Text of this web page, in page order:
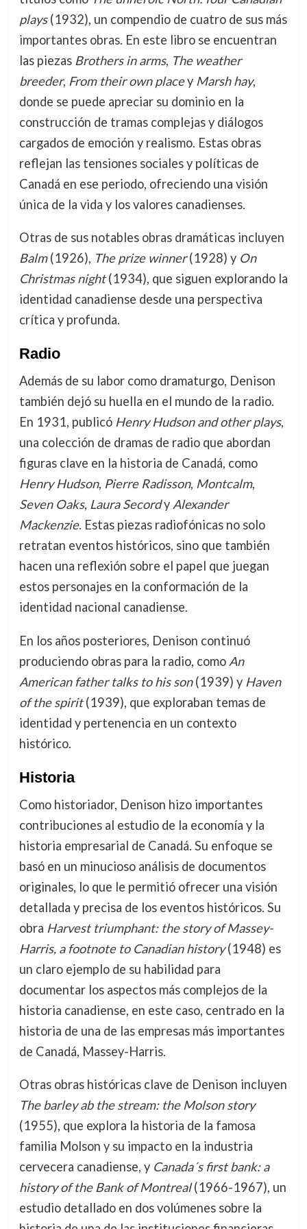
plays(1932), un compendio de cuatro de sus más
importantes obras. En este libro se encuentran
las piezas Brothers in arms, The weather
breeder, From their own placey Marsh hay,
donde se puede apreciar su dominio en la
construcción de tramas complejas y diálogos
cargados de emoción y realismo. Estas obras
reflejan las tensiones sociales y políticas de
Canadá en ese periodo, ofreciendo una visión
única de la vida y los valores canadienses.
Otras de sus notables obras dramáticas incluyen
Balm(1926), The prize winner(1928) y On
Christmas night(1934), que siguen explorando la
identidad canadiense desde una perspectiva
crítica y profunda.
Radio
Además de su labor como dramaturgo, Denison
también dejó su huella en el mundo de la radio.
En 1931, publicó Henry Hudson and other plays,
una colección de dramas de radio que abordan
figuras clave en la historia de Canadá, como
Henry Hudson, Pierre Radisson, Montcalm,
Seven Oaks, Laura Secordy Alexander
Mackenzie. Estas piezas radiofónicas no solo
retratan eventos históricos, sino que también
hacen una reflexión sobre el papel que juegan
estos personajes en la conformación de la
identidad nacional canadiense.
En los años posteriores, Denison continuó
produciendo obras para la radio, como An
American father talks to his son(1939) y Haven
of the spirit(1939), que exploraban temas de
identidad y pertenencia en un contexto
histórico.
Historia
Como historiador, Denison hizo importantes
contribuciones al estudio de la economía y la
historia empresarial de Canadá. Su enfoque se
basó en un minucioso análisis de documentos
originales, lo que le permitió ofrecer una visión
detallada y precisa de los eventos históricos. Su
obra Harvest triumphant: the story of Massey-
Harris, a footnote to Canadian history(1948) es
un claro ejemplo de su habilidad para
documentar los aspectos más complejos de la
historia canadiense, en este caso, centrado en la
historia de una de las empresas más importantes
de Canadá, Massey-Harris.
Otras obras históricas clave de Denison incluyen
The barley ab the stream: the Molson story
(1955), que explora la historia de la famosa
familia Molson y su impacto en la industria
cervecera canadiense, y Canada´s first bank: a
history of the Bank of Montreal(1966-1967), un
estudio detallado en dos volúmenes sobre la